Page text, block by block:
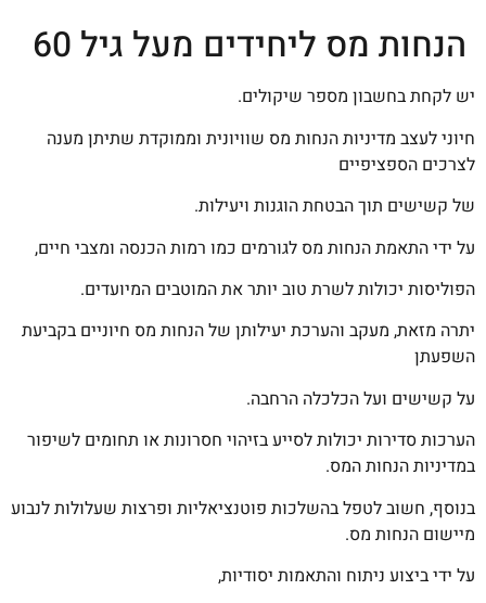
הנחות מס ליחידים מעל גיל 60
יש לקחת בחשבון מספר שיקולים.
חיוני לעצב מדיניות הנחות מס שוויונית וממוקדת שתיתן מענה
לצרכים הספציפיים
של קשישים תוך הבטחת הוגנות ויעילות.
על ידי התאמת הנחות מס לגורמים כמו רמות הכנסה ומצבי חיים,
הפוליסות יכולות לשרת טוב יותר את המוטבים המיועדים.
יתרה מזאת, מעקב והערכת יעילותן של הנחות מס חיוניים בקביעת
השפעתן
על קשישים ועל הכלכלה הרחבה.
הערכות סדירות יכולות לסייע בזיהוי חסרונות או תחומים לשיפור
במדיניות הנחות המס.
בנוסף, חשוב לטפל בהשלכות פוטנציאליות ופרצות שעלולות לנבוע
מיישום הנחות מס.
על ידי ביצוע ניתוח והתאמות יסודיות,